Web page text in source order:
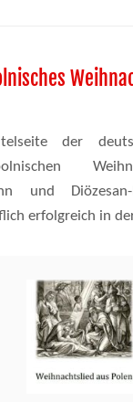
der
und
erfolgreich in